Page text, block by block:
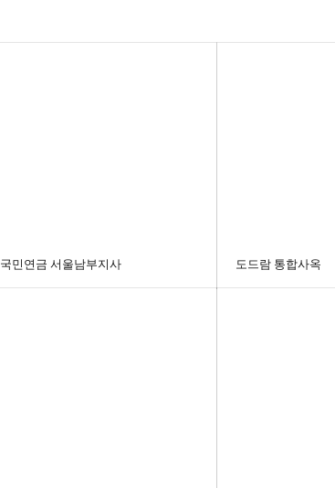
국민연금 서울남부지사 도드람 통합사옥